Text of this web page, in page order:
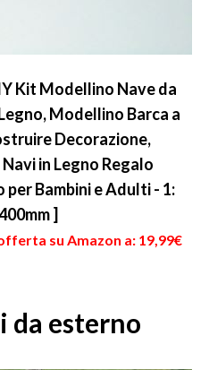
Kit Modellino Nave da
Modellino Barca a
Decorazione,
in Legno Regalo
Bambini e Adulti - 1:
]
su Amazon a: 19,99€
da esterno